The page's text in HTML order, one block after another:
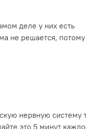
деле у них есть
не решается, потому
нервную систему
это 5 минут